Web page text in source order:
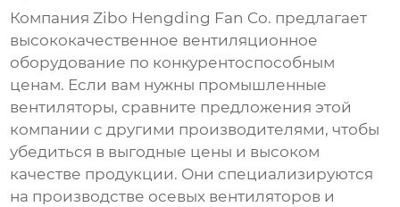
КомпанияZibo Hengding Fan Co. предлагает
высококачественное вентиляционное
оборудование по конкурентоспособным
ценам. Если вам нужны промышленные
вентиляторы, сравните предложения этой
компании с другими производителями, чтобы
убедиться в выгодные цены и высоком
качестве продукции. Они специализируются
на производстве осевых вентиляторов и